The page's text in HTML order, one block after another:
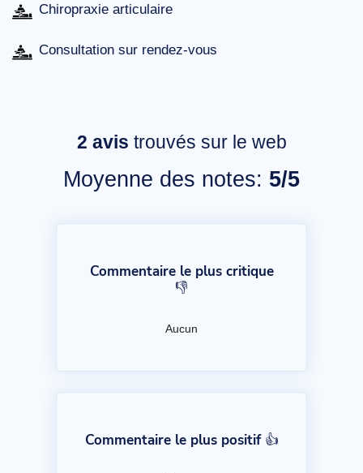
Chiropraxie articulaire
Consultation sur rendez-vous
2 avis trouvés sur le web
Moyenne des notes: 5/5
Commentaire le plus critique
👎
Aucun
Commentaire le plus positif 👍